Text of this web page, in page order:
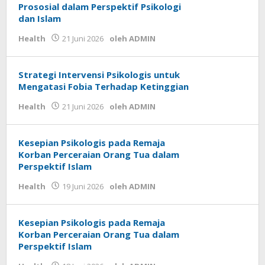
Prososial dalam Perspektif Psikologi
dan Islam
Health 21 Juni 2026 oleh ADMIN
Strategi Intervensi Psikologis untuk
Mengatasi Fobia Terhadap Ketinggian
Health 21 Juni 2026 oleh ADMIN
Kesepian Psikologis pada Remaja
Korban Perceraian Orang Tua dalam
Perspektif Islam
Health 19 Juni 2026 oleh ADMIN
Kesepian Psikologis pada Remaja
Korban Perceraian Orang Tua dalam
Perspektif Islam